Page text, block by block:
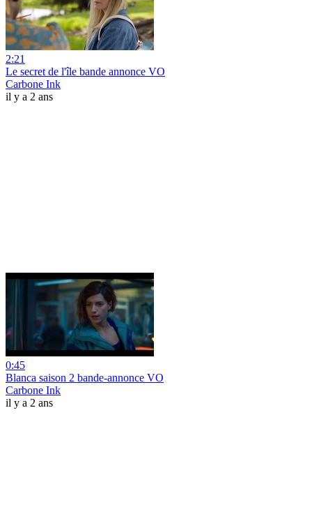
2:21
Le secret de l'île bande annonce VO
Carbone Ink
il y a 2 ans
0:45
Blanca saison 2 bande-annonce VO
Carbone Ink
il y a 2 ans